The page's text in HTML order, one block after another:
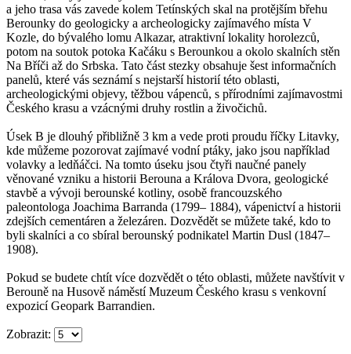
a jeho trasa vás zavede kolem Tetínských skal na protějším břehu
Berounky do geologicky a archeologicky zajímavého místa V
Kozle, do bývalého lomu Alkazar, atraktivní lokality horolezců,
potom na soutok potoka Kačáku s Berounkou a okolo skalních stěn
Na Bříči až do Srbska. Tato část stezky obsahuje šest informačních
panelů, které vás seznámí s nejstarší historií této oblasti,
archeologickými objevy, těžbou vápenců, s přírodními zajímavostmi
Českého krasu a vzácnými druhy rostlin a živočichů.
Úsek B je dlouhý přibližně 3 km a vede proti proudu říčky Litavky,
kde můžeme pozorovat zajímavé vodní ptáky, jako jsou například
volavky a ledňáčci. Na tomto úseku jsou čtyři naučné panely
věnované vzniku a historii Berouna a Králova Dvora, geologické
stavbě a vývoji berounské kotliny, osobě francouzského
paleontologa Joachima Barranda (1799– 1884), vápenictví a historii
zdejších cementáren a železáren. Dozvědět se můžete také, kdo to
byli skalníci a co sbíral berounský podnikatel Martin Dusl (1847–
1908).
Pokud se budete chtít více dozvědět o této oblasti, můžete navštívit v
Berouně na Husově náměstí Muzeum Českého krasu s venkovní
expozicí Geopark Barrandien.
Zobrazit: